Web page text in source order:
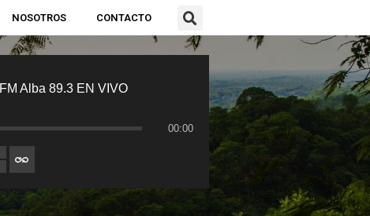
NOSOTROS CONTACTO
FM Alba 89.3 EN VIVO
00:00